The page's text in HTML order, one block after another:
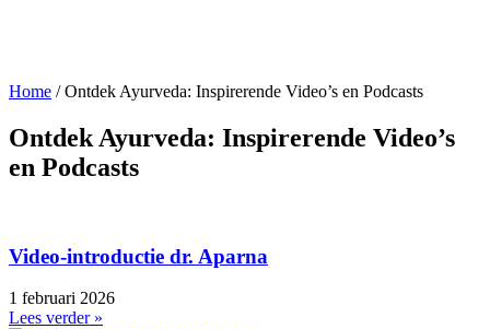
Home /Ontdek Ayurveda: Inspirerende Video’s en Podcasts
Ontdek Ayurveda: Inspirerende Video’s
en Podcasts
Video-introductie dr. Aparna
1 februari 2026
Lees verder »